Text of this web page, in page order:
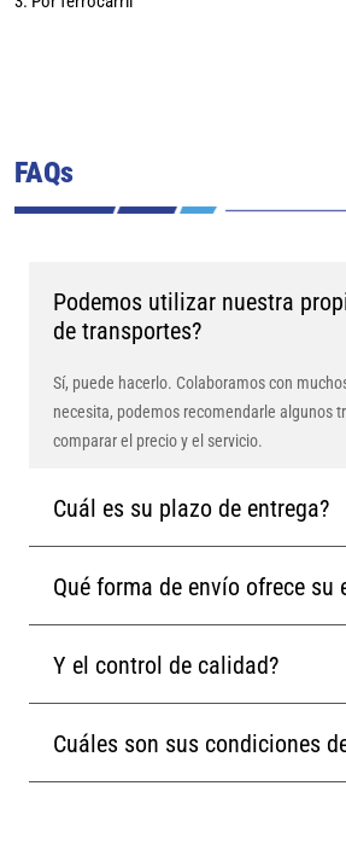
FAQs
Podemos utilizar nuestra
de transportes?
Sí, puede hacerlo. Colaboramos con
necesita, podemos recomendarle algunos
comparar el precio y el servicio.
Cuál es su plazo de entrega?
Qué forma de envío ofrece su
Y el control de calidad?
Cuáles son sus condiciones